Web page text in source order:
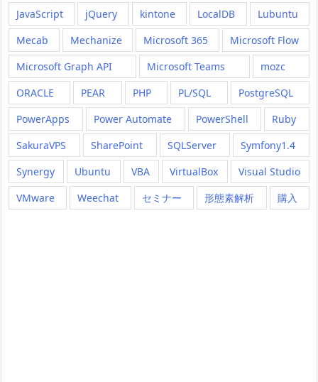
JavaScript
jQuery kintone LocalDB
Lubuntu
Mecab
Mechanize Microsoft 365
Microsoft Flow
Microsoft Graph API
Microsoft Teams
mozc
ORACLE
PEAR PHP PL/SQL
PostgreSQL
PowerApps
Power Automate PowerShell
Ruby
SakuraVPS
SharePoint SQLServer
Symfony1.4
Synergy
Ubuntu VBA VirtualBox
Visual Studio
VMware
Weechat セミナー 形態素解析 購入